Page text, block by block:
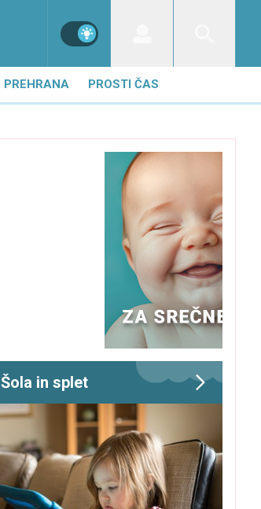
PREHRANA PROSTI ČAS
Šola in splet